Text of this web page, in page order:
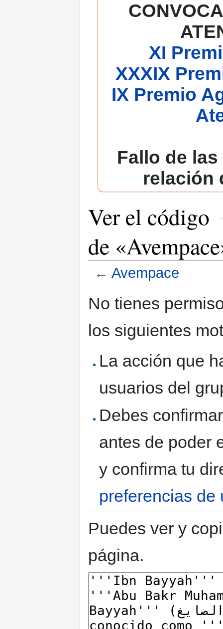
XI
XXXIX
IX Premio
Fallo de
relación
Ver el código
de
← Avempace
No tienes
los siguientes
La acción que
usuarios del
Debes
antes de poder
y confirma tu
preferencias de
Puedes ver y
página.